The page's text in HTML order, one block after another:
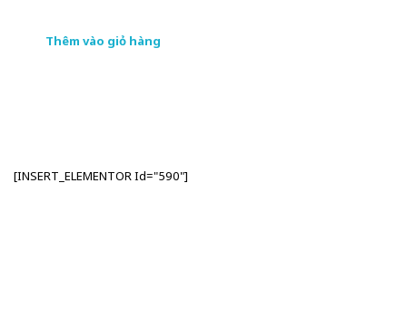
Thêm vào giỏ hàng
[INSERT_ELEMENTOR Id="590"]